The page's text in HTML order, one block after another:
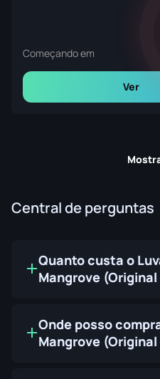
Começando em
Ver
Central de perguntas
Quanto custa o
Mangrove
Onde posso
Mangrove